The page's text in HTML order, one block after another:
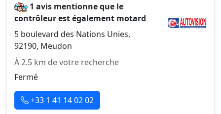
1 avis mentionne que le
contrôleur est également motard
5 boulevard des Nations Unies,
92190, Meudon
À 2.5 km de votre recherche
Fermé
+33 1 41 14 02 02